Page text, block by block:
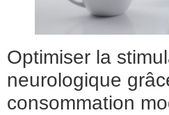
Optimiser la
neurologique
consommation